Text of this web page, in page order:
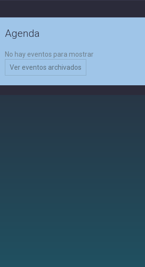
Agenda
No hay eventos para mostrar
Ver eventos archivados